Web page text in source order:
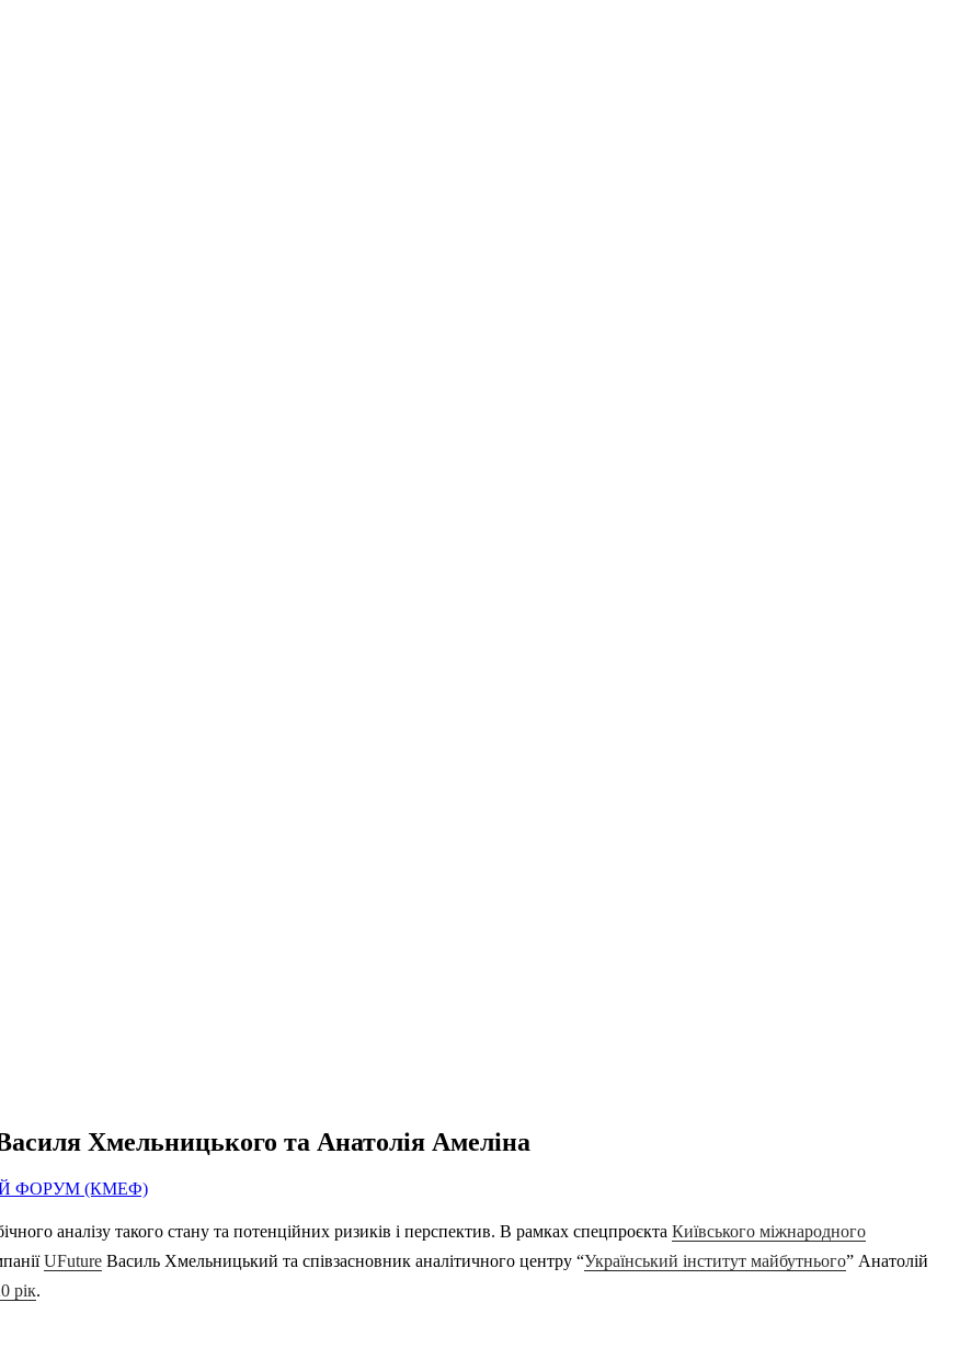
Хмельницького та Анатолія Амеліна
ФОРУМ (КМЕФ)
аналізу такого стану та потенційних ризиків і перспектив. В рамках спецпроєкта Київського міжнародного
UFuture Василь Хмельницький та співзасновник аналітичного центру “Український інститут майбутнього” Анатолій
рік.